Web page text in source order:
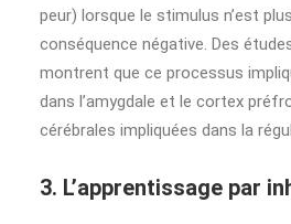
peur) lorsque le stimulus n’est
conséquence négative. Des
montrent que ce processus
dans l’amygdale et le cortex
cérébrales impliquées dans la
3. L’apprentissage par